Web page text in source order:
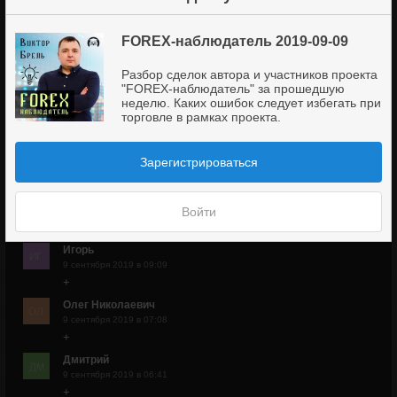
FOREX-наблюдатель 2019-09-09
Разбор сделок автора и участников проекта
"FOREX-наблюдатель" за прошедшую
неделю. Каких ошибок следует избегать при
торговле в рамках проекта.
Зарегистрироваться
Войти
Комментарии 5
Чтобы написать комментарий —
зарегистрируйтесь в Инфоклубе
Регистрация бесплатна и занимает 1 минуту
Василий Попов
Владислав
Игорь
9 сентября 2019 в 09:09
+
Олег Николаевич
9 сентября 2019 в 07:08
+
Дмитрий
9 сентября 2019 в 06:41
+